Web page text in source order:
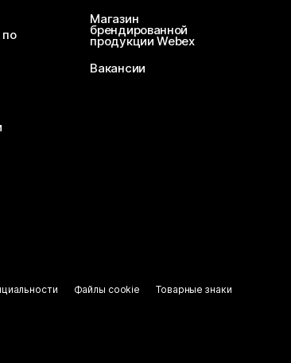
по
Магазин
брендированной
продукции Webex
Вакансии
Файлы cookie Товарные знаки